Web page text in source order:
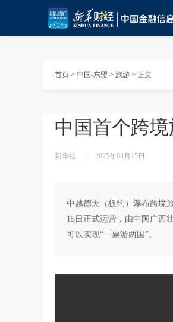
首页 > 中国-东盟 > 旅游 > 正文
中国首个跨
新华社 2025年04月15日
中越德天（板约）瀑布跨境
15日正式运营，由中国广西
可以实现“一票游两国”。